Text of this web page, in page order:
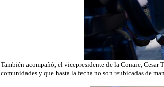
También acompañó, el vicepresidente de la Conaie,
comunidades y que hasta la fecha no son reubicadas de